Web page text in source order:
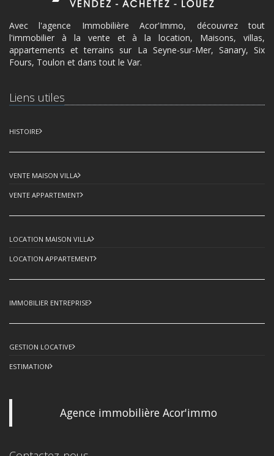
Avec l'agence Immobilière Acor'Immo, découvrez tout
l'immobilier à la vente et à la location, Maisons, villas,
appartements et terrains sur La Seyne-sur-Mer, Sanary, Six
Fours, Toulon et dans tout le Var.
Liens utiles
HISTOIRE
VENTE MAISON VILLA
VENTE APPARTEMENT
LOCATION MAISON VILLA
LOCATION APPARTEMENT
IMMOBILIER ENTREPRISE
GESTION LOCATIVE
ESTIMATION
Agence immobilière Acor'immo